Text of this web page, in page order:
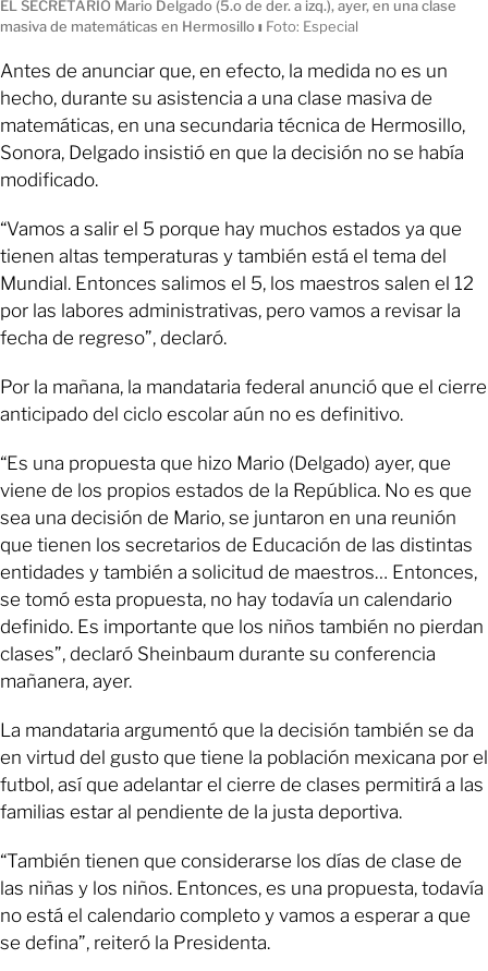
EL SECRETARIO Mario Delgado (5.o de der. a izq.), ayer, en una clase
masiva de matemáticas en Hermosilloı Foto: Especial
Antes de anunciar que, en efecto, la medida no es un
hecho, durante su asistencia a una clase masiva de
matemáticas, en una secundaria técnica de Hermosillo,
Sonora, Delgado insistió en que la decisión no se había
modificado.
“Vamos a salir el 5 porque hay muchos estados ya que
tienen altas temperaturas y también está el tema del
Mundial. Entonces salimos el 5, los maestros salen el 12
por las labores administrativas, pero vamos a revisar la
fecha de regreso”, declaró.
Por la mañana, la mandataria federal anunció que el cierre
anticipado del ciclo escolar aún no es definitivo.
“Es una propuesta que hizo Mario (Delgado) ayer, que
viene de los propios estados de la República. No es que
sea una decisión de Mario, se juntaron en una reunión
que tienen los secretarios de Educación de las distintas
entidades y también a solicitud de maestros… Entonces,
se tomó esta propuesta, no hay todavía un calendario
definido. Es importante que los niños también no pierdan
clases”, declaró Sheinbaum durante su conferencia
mañanera, ayer.
La mandataria argumentó que la decisión también se da
en virtud del gusto que tiene la población mexicana por el
futbol, así que adelantar el cierre de clases permitirá a las
familias estar al pendiente de la justa deportiva.
“También tienen que considerarse los días de clase de
las niñas y los niños. Entonces, es una propuesta, todavía
no está el calendario completo y vamos a esperar a que
se defina”, reiteró la Presidenta.